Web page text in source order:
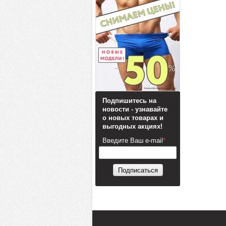
Подпишитесь на
новости - узнавайте
о новых товарах и
выгодных акциях!
Введите Ваш e-mail *
Подписаться